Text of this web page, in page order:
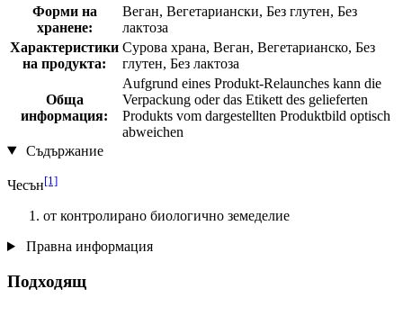
Форми на
хранене:
Веган, Вегетариански, Без глутен, Без
лактоза
Характеристики
на продукта:
Сурова храна, Веган, Вегетарианско, Без
глутен, Без лактоза
Обща
информация:
Aufgrund eines Produkt-Relaunches kann die
Verpackung oder das Etikett des gelieferten
Produkts vom dargestellten Produktbild optisch
abweichen
Съдържание
Чесън[1]
от контролирано биологично земеделие
Правна информация
Подходящ